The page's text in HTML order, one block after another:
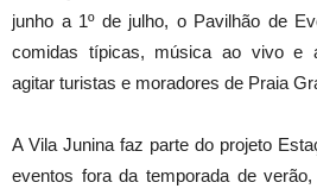
junho a 1º de julho, o Pavilhão de
comidas típicas, música ao vivo e
agitar turistas e moradores de Praia
A Vila Junina faz parte do projeto
eventos fora da temporada de